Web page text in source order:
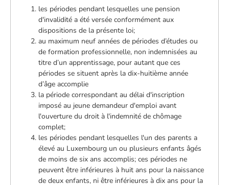
les périodes pendant lesquelles une pension
d'invalidité a été versée conformément aux
dispositions de la présente loi;
au maximum neuf années de périodes d’études ou
de formation professionnelle, non indemnisées au
titre d’un apprentissage, pour autant que ces
périodes se situent après la dix-huitième année
d’âge accomplie
la période correspondant au délai d'inscription
imposé au jeune demandeur d'emploi avant
l'ouverture du droit à l'indemnité de chômage
complet;
les périodes pendant lesquelles l'un des parents a
élevé au Luxembourg un ou plusieurs enfants âgés
de moins de six ans accomplis; ces périodes ne
peuvent être inférieures à huit ans pour la naissance
de deux enfants, ni être inférieures à dix ans pour la